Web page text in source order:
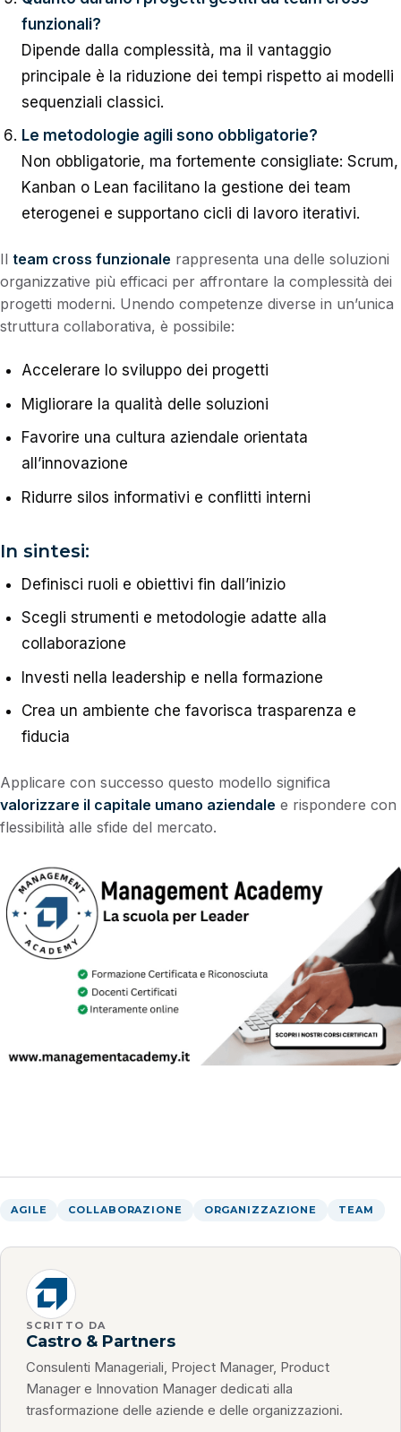
funzionali?
Dipende dalla complessità, ma il vantaggio
principale è la riduzione dei tempi rispetto ai modelli
sequenziali classici.
Le metodologie agili sono obbligatorie?
Non obbligatorie, ma fortemente consigliate: Scrum,
Kanban o Lean facilitano la gestione dei team
eterogenei e supportano cicli di lavoro iterativi.
Il team cross funzionale rappresenta una delle soluzioni
organizzative più efficaci per affrontare la complessità dei
progetti moderni. Unendo competenze diverse in un’unica
struttura collaborativa, è possibile:
Accelerare lo sviluppo dei progetti
Migliorare la qualità delle soluzioni
Favorire una cultura aziendale orientata
all’innovazione
Ridurre silos informativi e conflitti interni
In sintesi:
Definisci ruoli e obiettivi fin dall’inizio
Scegli strumenti e metodologie adatte alla
collaborazione
Investi nella leadership e nella formazione
Crea un ambiente che favorisca trasparenza e
fiducia
Applicare con successo questo modello significa
valorizzare il capitale umano aziendale e rispondere con
flessibilità alle sfide del mercato.
AGILE COLLABORAZIONE ORGANIZZAZIONE TEAM
SCRITTO DA
Castro & Partners
Consulenti Manageriali, Project Manager, Product
Manager e Innovation Manager dedicati alla
trasformazione delle aziende e delle organizzazioni.